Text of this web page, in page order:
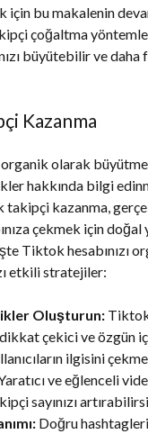
bu makalenin
çoğaltma
büyütebilir ve daha
Kazanma
organik olarak
hakkında bilgi
takipçi kazanma,
çekmek için
Tiktok hesabınızı
etkili stratejiler:
Oluşturun:
çekici ve özgün
ilgisini
ve eğlenceli
sayınızı
Doğru hashtagleri